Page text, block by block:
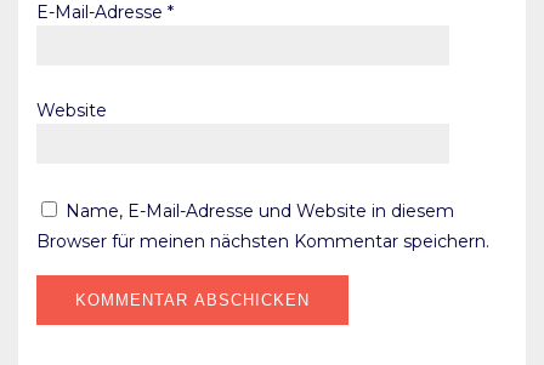
E-Mail-Adresse *
Website
Name, E-Mail-Adresse und Website in diesem
Browser für meinen nächsten Kommentar speichern.